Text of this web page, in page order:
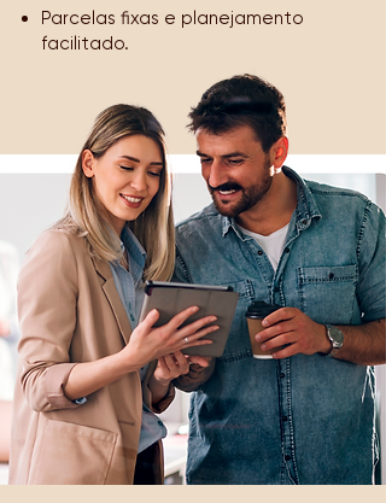
Parcelas fixas e planejamento
facilitado.